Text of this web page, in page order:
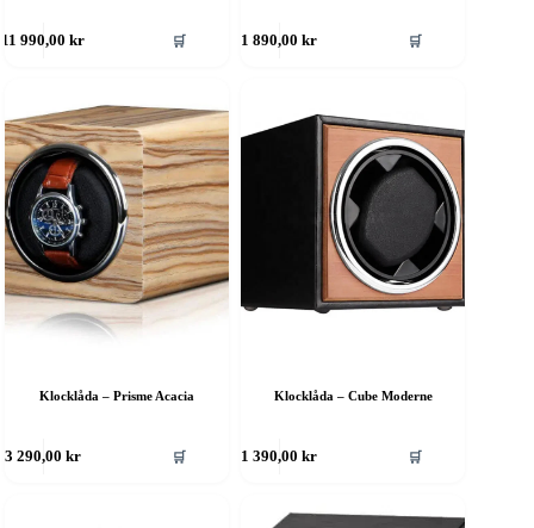
11 990,00kr 🛒 1 890,00kr 🛒
Klocklåda – Prisme Acacia
3 290,00kr 🛒
Klocklåda – Cube Moderne
1 390,00kr 🛒